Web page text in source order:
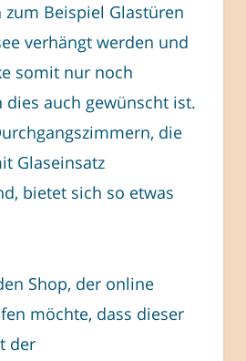
zum Beispiel Glastüren
verhängt werden und
somit nur noch
auch gewünscht ist.
die
Glaseinsatz
bietet sich so etwas
Shop, der online
möchte, dass dieser
der